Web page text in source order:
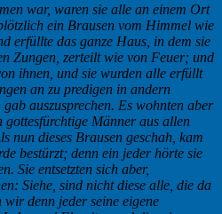
war, waren sie alle an einem Ort
ein Brausen vom Himmel wie
erfüllte das ganze Haus, in dem sie
Zungen, zerteilt wie von Feuer; und
ihnen, und sie wurden alle erfüllt
an zu predigen in andern
auszusprechen. Es wohnten aber
gottesfürchtige Männer aus allen
nun dieses Brausen geschah, kam
bestürzt; denn ein jeder hörte sie
Sie entsetzten sich aber,
Siehe, sind nicht diese alle, die da
denn jeder seine eigene